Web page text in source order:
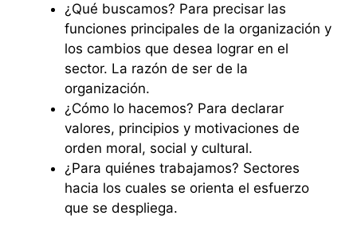
¿Qué buscamos? Para precisar las
funciones principales de la organización y
los cambios que desea lograr en el
sector. La razón de ser de la
organización.
¿Cómo lo hacemos? Para declarar
valores, principios y motivaciones de
orden moral, social y cultural.
¿Para quiénes trabajamos? Sectores
hacia los cuales se orienta el esfuerzo
que se despliega.